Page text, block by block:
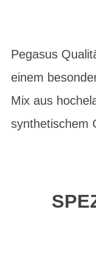
Pegasus
einem
Mix aus
synthetischem